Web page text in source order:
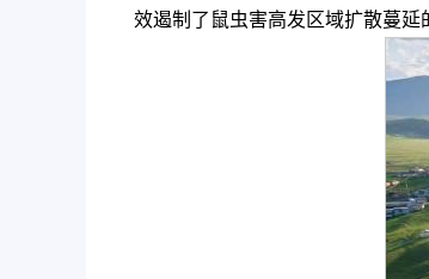
效遏制了鼠虫害高发区域扩散蔓延